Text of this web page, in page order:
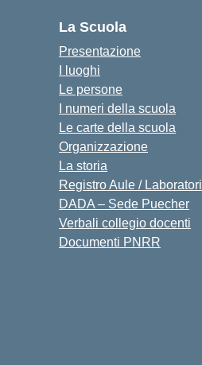
La Scuola
Presentazione
I luoghi
Le persone
I numeri della scuola
Le carte della scuola
Organizzazione
La storia
Registro Aule / Laboratori
DADA – Sede Puecher
Verbali collegio docenti
Documenti PNRR